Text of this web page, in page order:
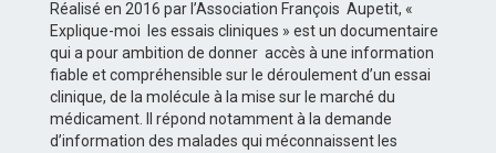
Réalisé en 2016 par l’Association François Aupetit, «
Explique-moi les essais cliniques » est un documentaire
qui a pour ambition de donner accès à une information
fiable et compréhensible sur le déroulement d’un essai
clinique, de la molécule à la mise sur le marché du
médicament. Il répond notamment à la demande
d’information des malades qui méconnaissent les